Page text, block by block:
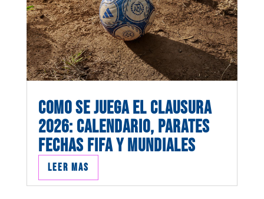
COMO SE JUEGA EL CLAUSURA
2026: CALENDARIO, PARATES
FECHAS FIFA Y MUNDIALES
Leer mas